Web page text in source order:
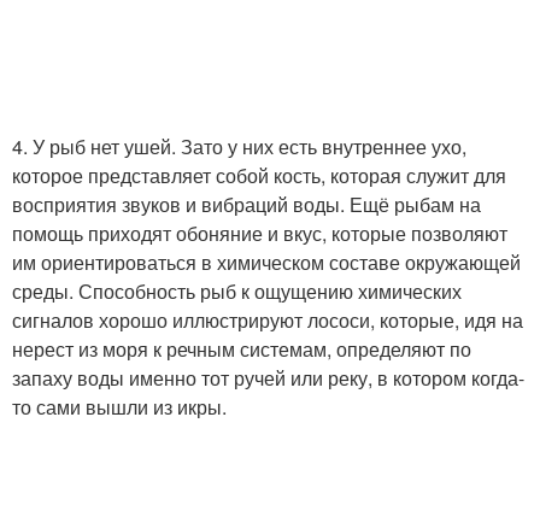
4. У рыб нет ушей. Зато у них есть внутреннее ухо,
которое представляет собой кость, которая служит для
восприятия звуков и вибраций воды. Ещё рыбам на
помощь приходят обоняние и вкус, которые позволяют
им ориентироваться в химическом составе окружающей
среды. Способность рыб к ощущению химических
сигналов хорошо иллюстрируют лососи, которые, идя на
нерест из моря к речным системам, определяют по
запаху воды именно тот ручей или реку, в котором когда-
то сами вышли из икры.